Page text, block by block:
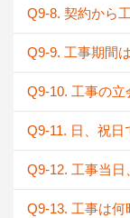
Q9-8. 契約から
Q9-9. 工事期間
Q9-10. 工事の
Q9-11. 日、祝
Q9-12. 工事当
Q9-13. 工事は